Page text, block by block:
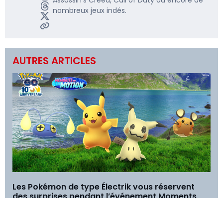
nombreux jeux indés.
AUTRES ARTICLES
Les Pokémon de type Électrik vous réservent